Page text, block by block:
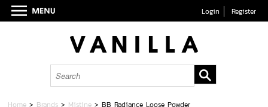
Login Register
Home > Brands > Mistine >BB Radiance Loose Powder